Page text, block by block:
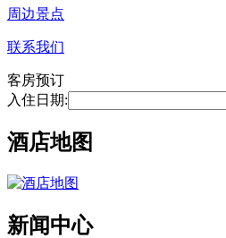
周边景点
联系我们
客房预订
入住日期:
酒店地图
新闻中心